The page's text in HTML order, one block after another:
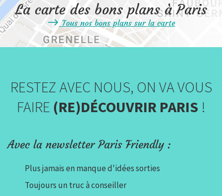
La carte des bons plans à Paris
Tous nos bons plans sur la carte
RESTEZ AVEC NOUS, ON VA VOUS
FAIRE (RE)DÉCOUVRIR PARIS !
Avec la newsletter Paris Friendly :
Plus jamais en manque d'idées sorties
Toujours un truc à conseiller